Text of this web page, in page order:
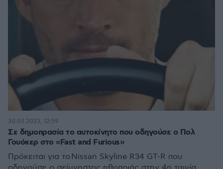
Σε δημοπρασία το αυτοκίνητο που οδηγούσε ο Πολ
Γουόκερ στο «Fast and Furious»
Πρόκειται για το Nissan Skyline R34 GT-R που
30.03.2023, 12:59